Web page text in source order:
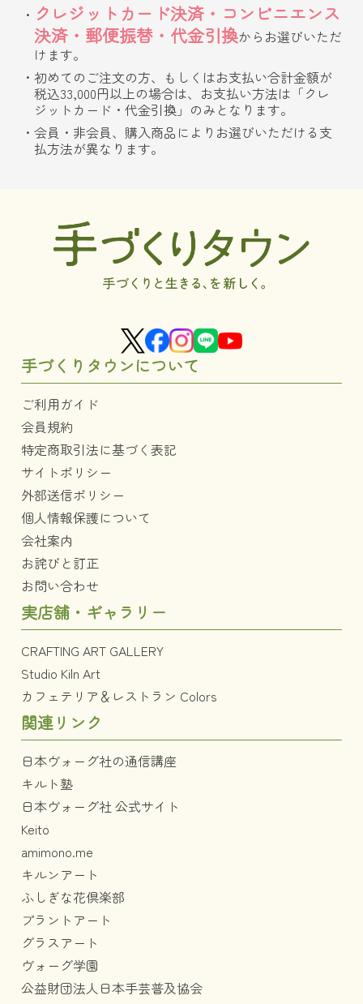
クレジットカード決済・コンビニエンス
決済・郵便振替・代金引換からお選びいただ
けます。
初めてのご注文の方、もしくはお支払い合計金額が
税込33,000円以上の場合は、お支払い方法は「クレ
ジットカード・代金引換」のみとなります。
会員・非会員、購入商品によりお選びいただける支
払方法が異なります。
手づくりタウンについて
ご利用ガイド
会員規約
特定商取引法に基づく表記
サイトポリシー
外部送信ポリシー
個人情報保護について
会社案内
お詫びと訂正
お問い合わせ
実店舗・ギャラリー
CRAFTING ART GALLERY
Studio Kiln Art
カフェテリア＆レストラン Colors
関連リンク
日本ヴォーグ社の通信講座
キルト塾
日本ヴォーグ社 公式サイト
Keito
amimono.me
キルンアート
ふしぎな花倶楽部
プラントアート
グラスアート
ヴォーグ学園
公益財団法人日本手芸普及協会